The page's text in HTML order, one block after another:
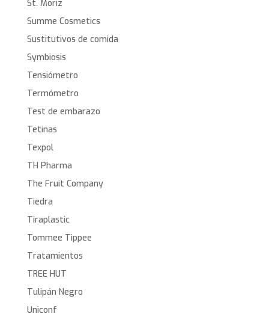
St. Moriz
Summe Cosmetics
Sustitutivos de comida
Symbiosis
Tensiómetro
Termómetro
Test de embarazo
Tetinas
Texpol
TH Pharma
The Fruit Company
Tiedra
Tiraplastic
Tommee Tippee
Tratamientos
TREE HUT
Tulipán Negro
Uniconf